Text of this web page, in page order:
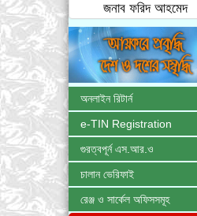
জনাব ফরিদ আহমেদ
অনলাইন রিটার্ন
e-TIN Registration
গুরত্বপূর্ন এস.আর.ও
চালান ভেরিফাই
রেঞ্জ ও সার্কেল অফিসসমূহ